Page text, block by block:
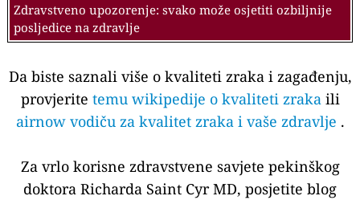
Zdravstveno upozorenje: svako može osjetiti ozbiljnije
posljedice na zdravlje
Da biste saznali više o kvaliteti zraka i zagađenju,
provjerite temu wikipedije o kvaliteti zrakaili
airnow vodiču za kvalitet zraka i vaše zdravlje .
Za vrlo korisne zdravstvene savjete pekinškog
doktora Richarda Saint Cyr MD, posjetite blog